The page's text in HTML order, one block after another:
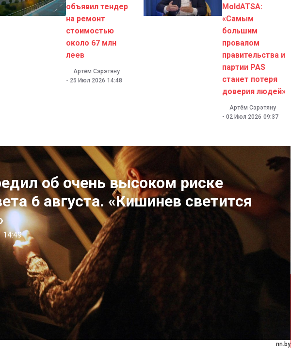
объявил тендер
на ремонт
стоимостью
около 67 млн
леев
Артём Сэрэтяну
- 25 Июл 2026 14:48
MoldATSA:
«Самым
большим
провалом
правительства и
партии PAS
станет потеря
доверия людей»
Артём Сэрэтяну
- 02 Июл 2026 09:37
nn.by
об очень высоком риске
6 августа. «Кишинев светится
14:49